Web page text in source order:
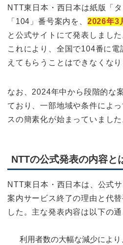
NTT東日本・西日本は紙版「
「104」番号案内を、 2026年3
と公式サイトにて発表しました
これにより、全国で104番に
えてもらうことはできなくなり
なお、2024年中から段階的な
ており、一部地域や条件によ
スの簡素化が始まっていました
NTTの公式発表の内容と
NTT東日本・西日本は、公式
案内サービス終了の理由と代
した。主な発表内容は以下の通
利用者数の大幅な減少によ